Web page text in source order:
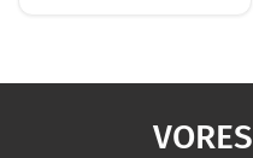
VORES